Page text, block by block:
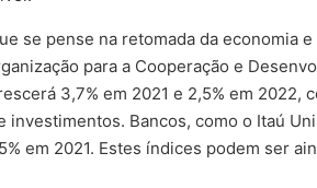
se pense na retomada da economia
para a Cooperação e
3,7% em 2021 e 2,5% em 2022,
investimentos. Bancos, como o Itaú
em 2021. Estes índices podem ser